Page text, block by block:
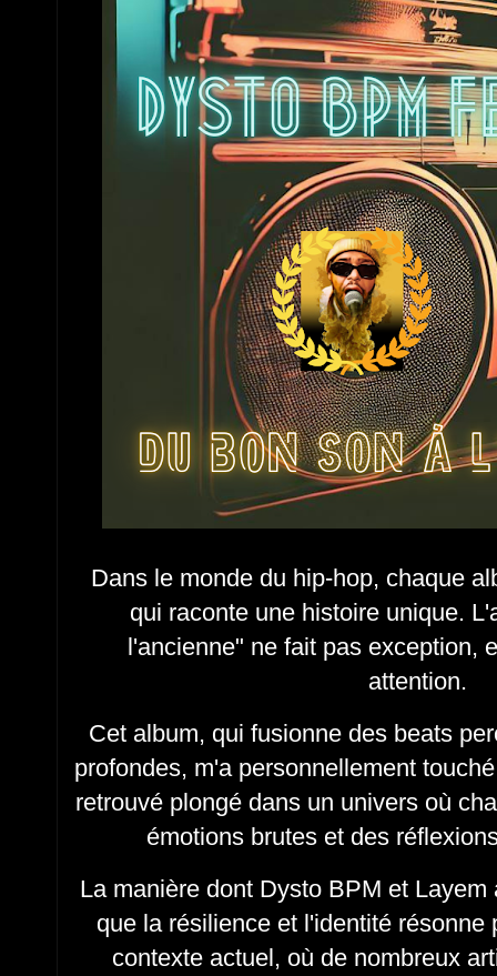
Dans le monde du hip-hop, chaque
qui raconte une histoire unique.
l'ancienne" ne fait pas exception,
attention.
Cet album, qui fusionne des beats
profondes, m'a personnellement
retrouvé plongé dans un univers où
émotions brutes et des
La manière dont Dysto BPM et
que la résilience et l'identité résonne
contexte actuel, où de nombreux